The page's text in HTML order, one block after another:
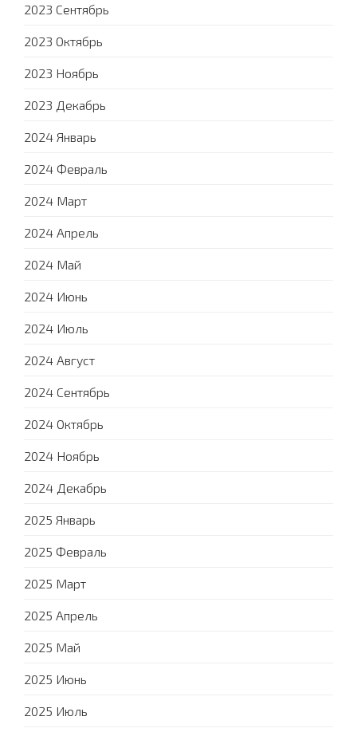
2023 Сентябрь
2023 Октябрь
2023 Ноябрь
2023 Декабрь
2024 Январь
2024 Февраль
2024 Март
2024 Апрель
2024 Май
2024 Июнь
2024 Июль
2024 Август
2024 Сентябрь
2024 Октябрь
2024 Ноябрь
2024 Декабрь
2025 Январь
2025 Февраль
2025 Март
2025 Апрель
2025 Май
2025 Июнь
2025 Июль